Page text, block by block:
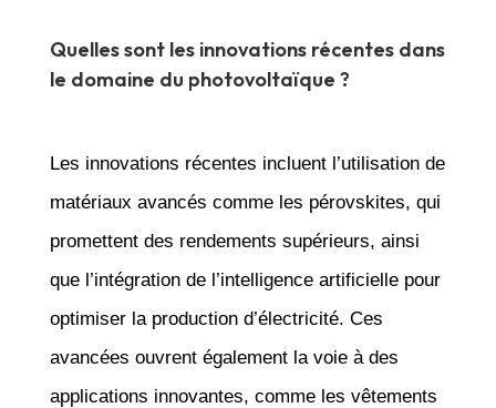
Quelles sont les innovations récentes dans
le domaine du photovoltaïque ?
Les innovations récentes incluent l’utilisation de
matériaux avancés comme les pérovskites, qui
promettent des rendements supérieurs, ainsi
que l’intégration de l’intelligence artificielle pour
optimiser la production d’électricité. Ces
avancées ouvrent également la voie à des
applications innovantes, comme les vêtements